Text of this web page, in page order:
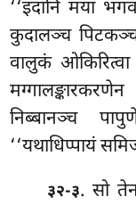
‘‘इदानि मया
कुदालञ्च
वालुकं ओकिरित्वा
निब्बानञ्च
‘‘यथाधिप्पायं
३२-३. सो